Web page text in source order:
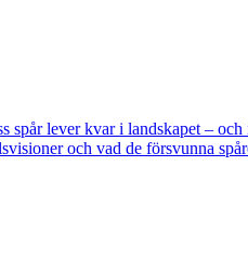
spår lever kvar i landskapet –
och vad de försvunna